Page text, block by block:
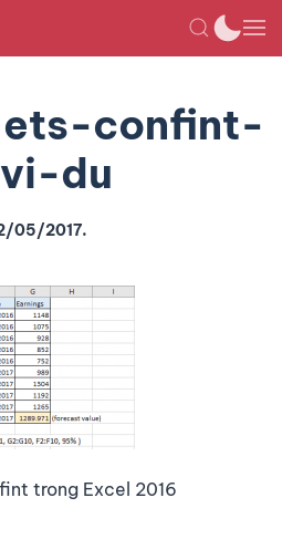
confint-
du
05/2017.
trong Excel 2016